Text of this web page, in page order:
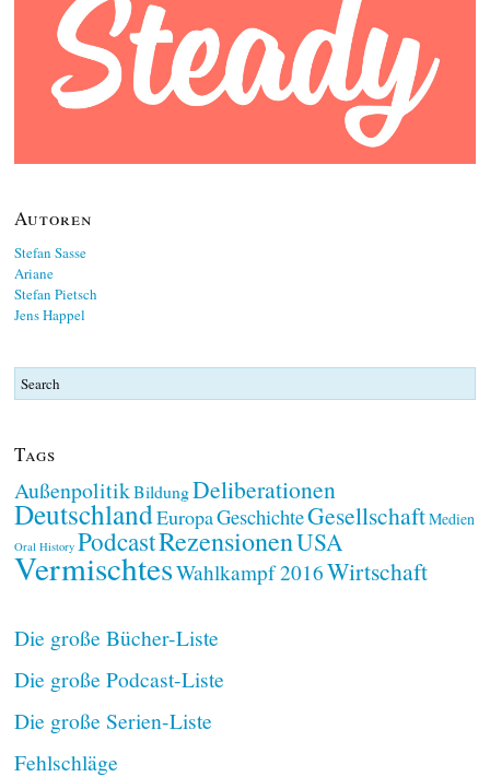
Autoren
Stefan Sasse
Ariane
Stefan Pietsch
Jens Happel
Tags
AußenpolitikBildungDeliberationen
DeutschlandEuropaGeschichteGesellschaftMedien
Oral History PodcastRezensionenUSA
VermischtesWahlkampf 2016Wirtschaft
Die große Bücher-Liste
Die große Podcast-Liste
Die große Serien-Liste
Fehlschläge